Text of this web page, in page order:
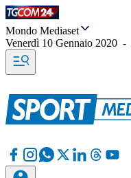
Mondo Mediaset
Venerdì 10 Gennaio 2020 -